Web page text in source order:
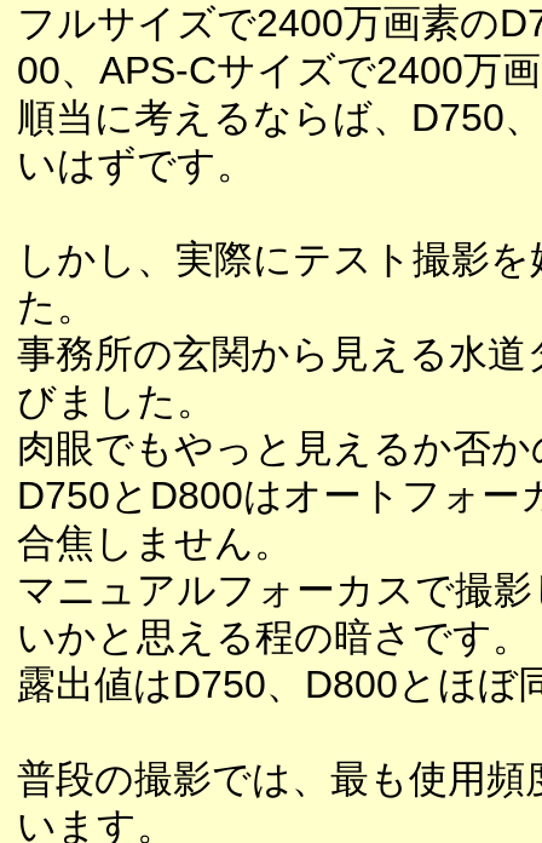
フルサイズで2400万画素の
00、APS-Cサイズで2400万
順当に考えるならば、D750
いはずです。
しかし、実際にテスト撮影
た。
事務所の玄関から見える水
びました。
肉眼でもやっと見えるか否
D750とD800はオートフォ
合焦しません。
マニュアルフォーカスで撮
いかと思える程の暗さです。
露出値はD750、D800とほぼ
普段の撮影では、最も使用
います。